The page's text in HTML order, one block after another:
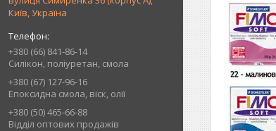
Київ, Україна
+380 (66) 841-86-14
Силікон, поліуретан, смола
+380 (67) 127-96-16
Епоксидна смола, віск, олії
+380 (50) 465-66-88
Відділ оптових продажів